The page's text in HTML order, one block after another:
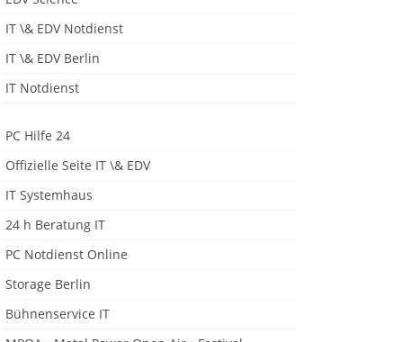
IT \& EDV Notdienst
IT \& EDV Berlin
IT Notdienst
PC Hilfe 24
Offizielle Seite IT \& EDV
IT Systemhaus
24 h Beratung IT
PC Notdienst Online
Storage Berlin
Bühnenservice IT